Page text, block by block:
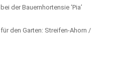
der Bauernhortensie ‘Pia’
den Garten: Streifen-Ahorn /